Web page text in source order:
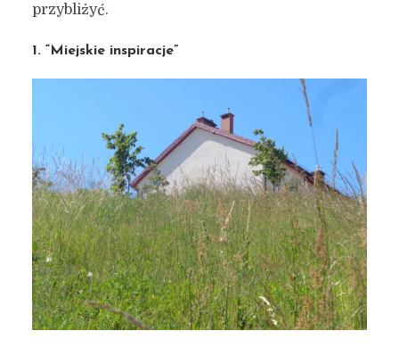
Autor:
przybliżyć.
1. “Miejskie inspiracje”